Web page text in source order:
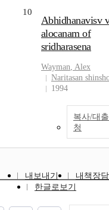
10
Abhidhanavisv
alocanam of
sridharasena
Wayman, Alex
Naritasan
1994
복사/대
청
내보내기
내책장
한글로보기